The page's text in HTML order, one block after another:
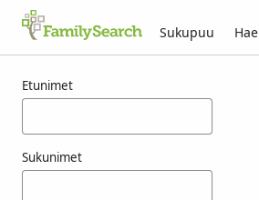
Sukupuu Hae
Etunimet
Sukunimet